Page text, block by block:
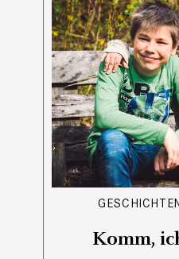
Komm,